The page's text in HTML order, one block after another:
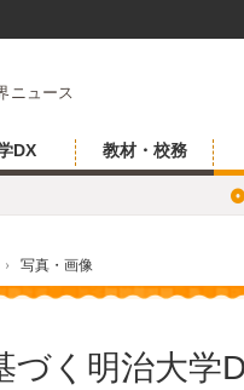
ニュース
DX 教材・校務
› 写真・画像
づく明治大